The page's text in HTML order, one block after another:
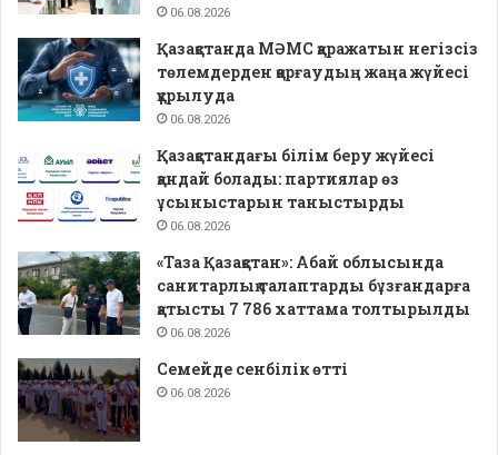
06.08.2026
Қазақстанда МӘМС қаражатын негізсіз
төлемдерден қорғаудың жаңа жүйесі
құрылуда
06.08.2026
Қазақстандағы білім беру жүйесі
қандай болады: партиялар өз
ұсыныстарын таныстырды
06.08.2026
«Таза Қазақстан»: Абай облысында
санитарлық талаптарды бұзғандарға
қатысты 7 786 хаттама толтырылды
06.08.2026
Семейде сенбілік өтті
06.08.2026